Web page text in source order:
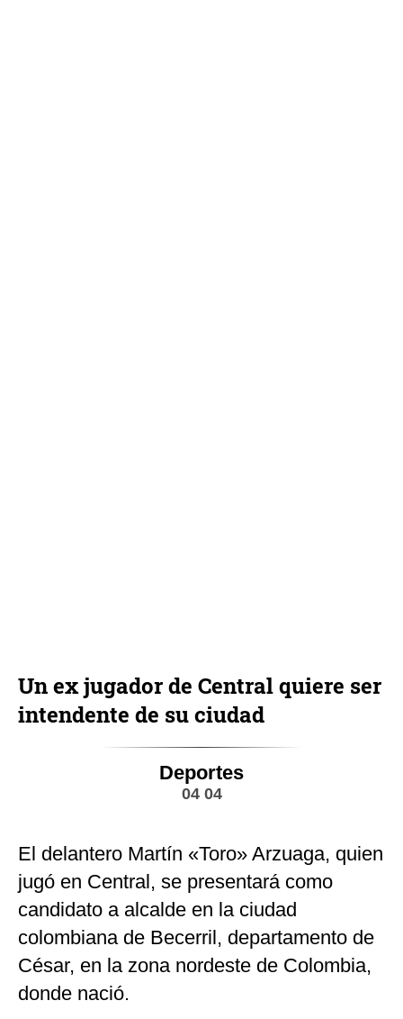
Un ex jugador de Central quiere ser
intendente de su ciudad
Deportes
04 04
El delantero Martín «Toro» Arzuaga, quien
jugó en Central, se presentará como
candidato a alcalde en la ciudad
colombiana de Becerril, departamento de
César, en la zona nordeste de Colombia,
donde nació.